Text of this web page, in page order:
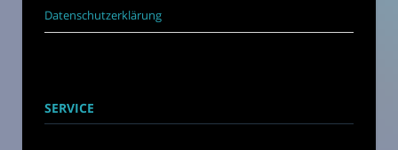
Datenschutzerklärung
SERVICE